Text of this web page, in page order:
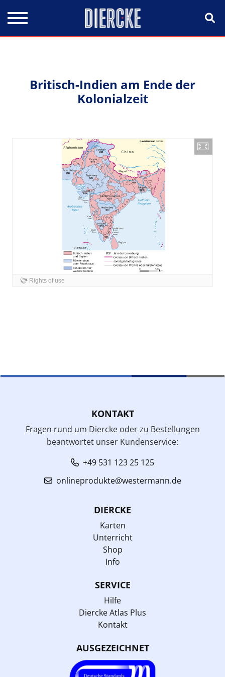
Britisch-Indien am Ende der
Kolonialzeit
KONTAKT
Fragen rund um Diercke oder zu Bestellungen
beantwortet unser Kundenservice:
+49 531 123 25 125
onlineprodukte@westermann.de
DIERCKE
Karten
Unterricht
Shop
Info
SERVICE
Hilfe
Diercke Atlas Plus
Kontakt
AUSGEZEICHNET